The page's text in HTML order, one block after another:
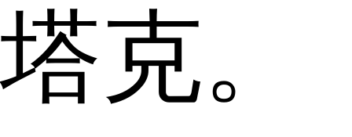
塔克。